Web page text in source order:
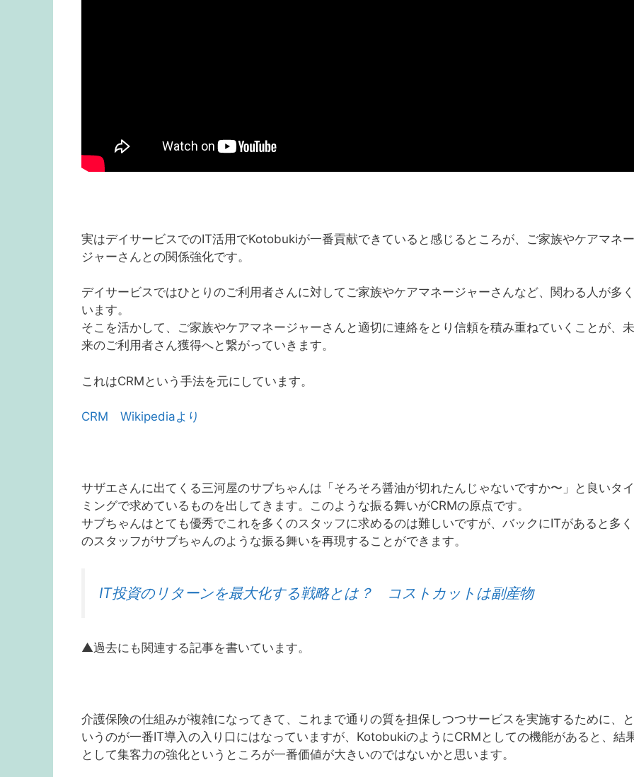
実はデイサービスでのIT活用でKotobukiが一番貢献できていると感じるところが、ご家族やケアマネー
ジャーさんとの関係強化です。
デイサービスではひとりのご利用者さんに対してご家族やケアマネージャーさんなど、関わる人が多く
います。
そこを活かして、ご家族やケアマネージャーさんと適切に連絡をとり信頼を積み重ねていくことが、未
来のご利用者さん獲得へと繋がっていきます。
これはCRMという手法を元にしています。
CRM Wikipediaより
サザエさんに出てくる三河屋のサブちゃんは「そろそろ醤油が切れたんじゃないですか〜」と良いタイ
ミングで求めているものを出してきます。このような振る舞いがCRMの原点です。
サブちゃんはとても優秀でこれを多くのスタッフに求めるのは難しいですが、バックにITがあると多く
のスタッフがサブちゃんのような振る舞いを再現することができます。
IT投資のリターンを最大化する戦略とは？ コストカットは副産物
▲過去にも関連する記事を書いています。
介護保険の仕組みが複雑になってきて、これまで通りの質を担保しつつサービスを実施するために、と
いうのが一番IT導入の入り口にはなっていますが、KotobukiのようにCRMとしての機能があると、結
として集客力の強化というところが一番価値が大きいのではないかと思います。